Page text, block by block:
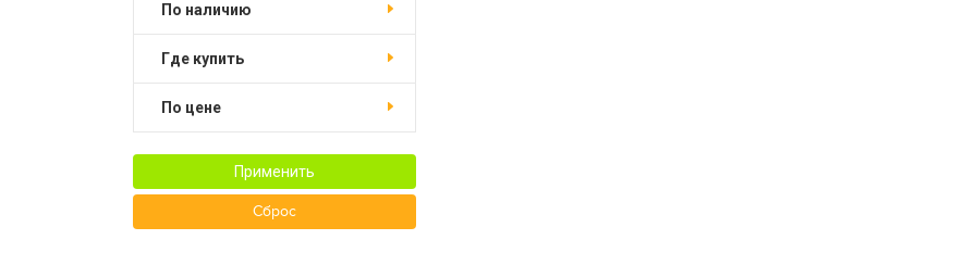
По наличию
Где купить
По цене
Применить
Сброс